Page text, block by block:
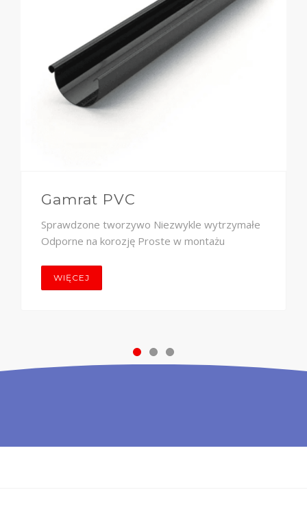
Gamrat PVC
Sprawdzone tworzywo Niezwykle wytrzymałe
Odporne na korozję Proste w montażu
WIĘCEJ